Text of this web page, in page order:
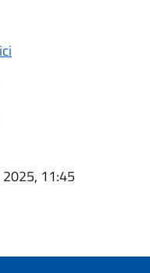
11:45